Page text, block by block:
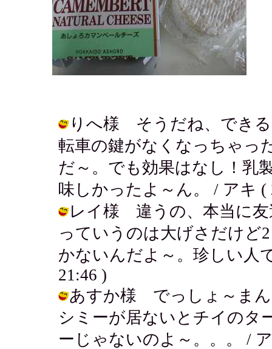
りへ様 そうだね、できる
転車の鍵がなくなっちゃっ
だ～。でも効果はなし！乳
味しかったよ～ん。 / アキ (
レイ様 違うの、本当に
っていうのは大げさだけど
かないんだよ～。珍しい人
21:46 )
あすか様 でっしょ～まん
シミーが居ないとチイのタ
ーじゃないのよ～。。。 /